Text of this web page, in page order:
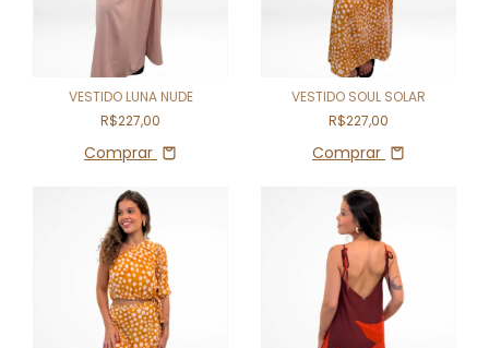
VESTIDO LUNA NUDE
R$227,00
Comprar
VESTIDO SOUL SOLAR
R$227,00
Comprar